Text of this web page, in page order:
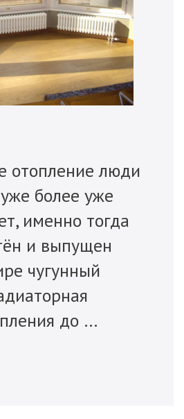
отопление люди
более уже
именно тогда
и выпущен
чугунный
до …